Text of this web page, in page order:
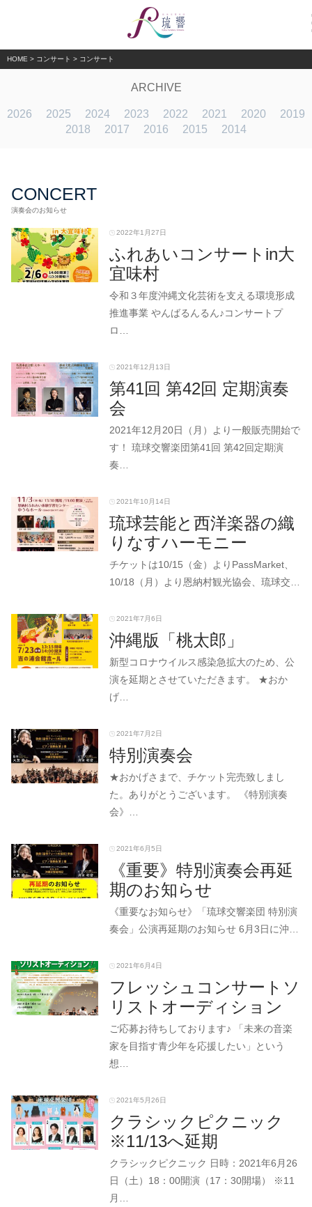
HOME > コンサート > コンサート
ARCHIVE
2026 2025 2024 2023 2022 2021 2020
2019
2018
2017 2016 2015 2014
CONCERT
演奏会のお知らせ
2022年1月27日
ふれあいコンサートin大
宜味村
令和３年度沖縄文化芸術を支える環境形成
推進事業 やんばるんるん♪コンサートプ
ロ…
2021年12月13日
第41回 第42回 定期演奏
会
2021年12月20日（月）より一般販売開始で
す！ 琉球交響楽団第41回 第42回定期演
奏…
2021年10月14日
琉球芸能と西洋楽器の織
りなすハーモニー
チケットは10/15（金）よりPassMarket、
10/18（月）より恩納村観光協会、琉球交…
2021年7月6日
沖縄版「桃太郎」
新型コロナウイルス感染急拡大のため、公
演を延期とさせていただきます。 ★おか
げ…
2021年7月2日
特別演奏会
★おかげさまで、チケット完売致しまし
た。ありがとうございます。 《特別演奏
会》…
2021年6月5日
《重要》特別演奏会再延
期のお知らせ
《重要なお知らせ》「琉球交響楽団 特別演
奏会」公演再延期のお知らせ 6月3日に沖…
2021年6月4日
フレッシュコンサートソ
リストオーディション
ご応募お待ちしております♪ 「未来の音楽
家を目指す青少年を応援したい」という
想…
2021年5月26日
クラシックピクニック
※11/13へ延期
クラシックピクニック 日時：2021年6月26
日（土）18：00開演（17：30開場） ※11
月…